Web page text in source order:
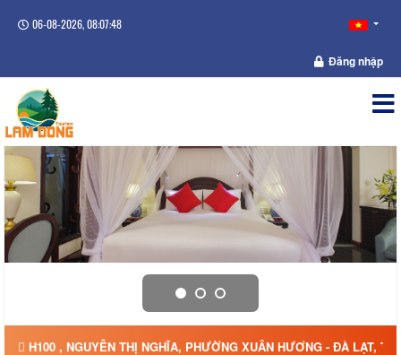
06-08-2026, 08:07:48
Đăng nhập
H100 , NGUYỄN THỊ NGHĨA, PHƯỜNG XUÂN HƯƠNG - ĐÀ LẠT,